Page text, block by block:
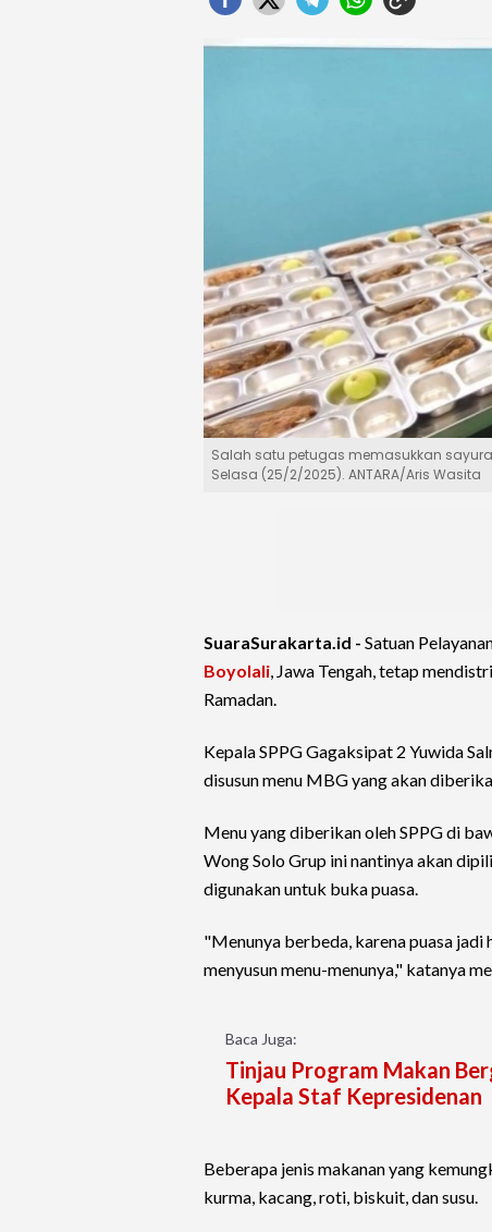
Salah satu petugas memasukkan
Selasa (25/2/2025). ANTARA/Aris Wasita
SuaraSurakarta.id - Satuan
Boyolali, Jawa Tengah, tetap
Ramadan.
Kepala SPPG Gagaksipat 2 Yuwida
disusun menu MBG yang akan
Menu yang diberikan oleh SPPG di
Wong Solo Grup ini nantinya akan
digunakan untuk buka puasa.
"Menunya berbeda, karena puasa jadi
menyusun menu-menunya," katanya
Baca Juga:
Tinjau Program Makan
Kepala Staf Kepresidenan
Beberapa jenis makanan yang
kurma, kacang, roti, biskuit, dan susu.